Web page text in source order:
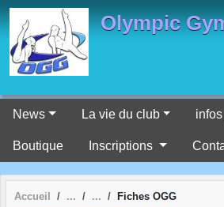
Olympic
News La vie du club
Boutique Inscriptions
Accueil Fiches OGG
Panneau de gestion des cookies